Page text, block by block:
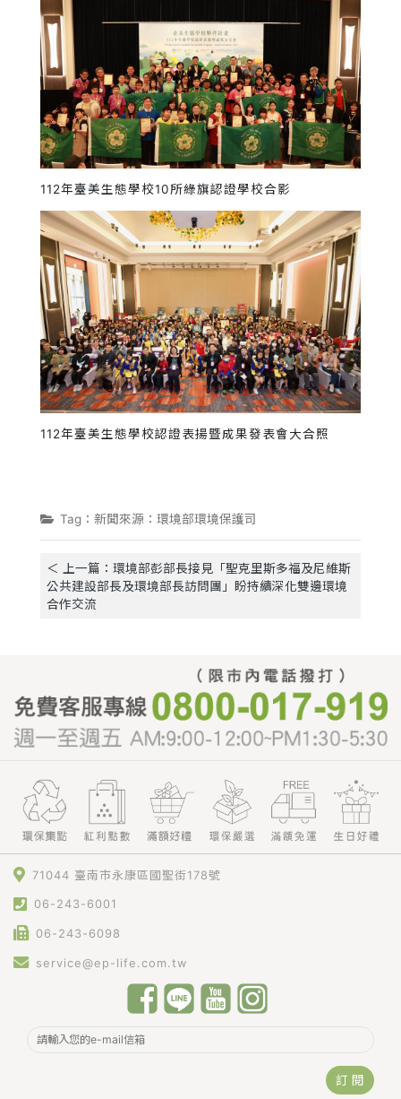
112年臺美生態學校10所綠旗認證學校合影
112年臺美生態學校認證表揚暨成果發表會大合照
Tag：新聞來源：環境部環境保護司
＜ 上一篇：環境部彭部長接見「聖克里斯多福及尼維斯
公共建設部長及環境部長訪問團」盼持續深化雙邊環境
合作交流
71044 臺南市永康區國聖街178號
06-243-6001
06-243-6098
service@ep-life.com.tw
訂 閱